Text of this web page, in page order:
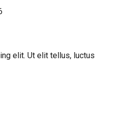
elit. Ut elit tellus, luctus